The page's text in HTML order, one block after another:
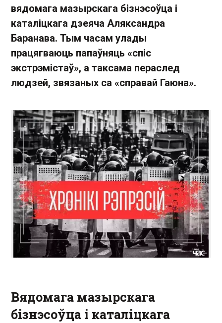
вядомага мазырскага бізнэсоўца і
каталіцкага дзеяча Аляксандра
Баранава. Тым часам улады
працягваюць папаўняць «спіс
экстрэмістаў», а таксама пераслед
людзей, звязаных са «справай Гаюна».
Вядомага мазырскага
бізнэсоўца і каталіцкага